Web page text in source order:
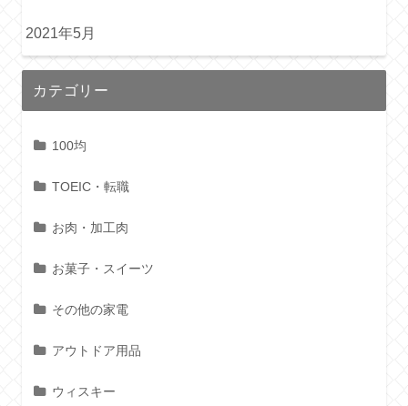
2021年5月
カテゴリー
100均
TOEIC・転職
お肉・加工肉
お菓子・スイーツ
その他の家電
アウトドア用品
ウィスキー